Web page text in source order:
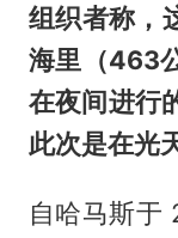
组织者称，
海里（463
在夜间进行
此次是在光
自哈马斯于